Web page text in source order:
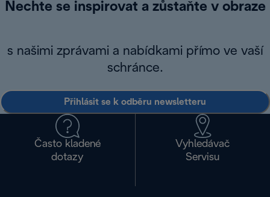
Nechte se inspirovat a zůstaňte v obraze
s našimi zprávami a nabídkami přímo ve vaší
schránce.
Přihlásit se k odběru newsletteru
Často kladené
dotazy
Vyhledávač
Servisu